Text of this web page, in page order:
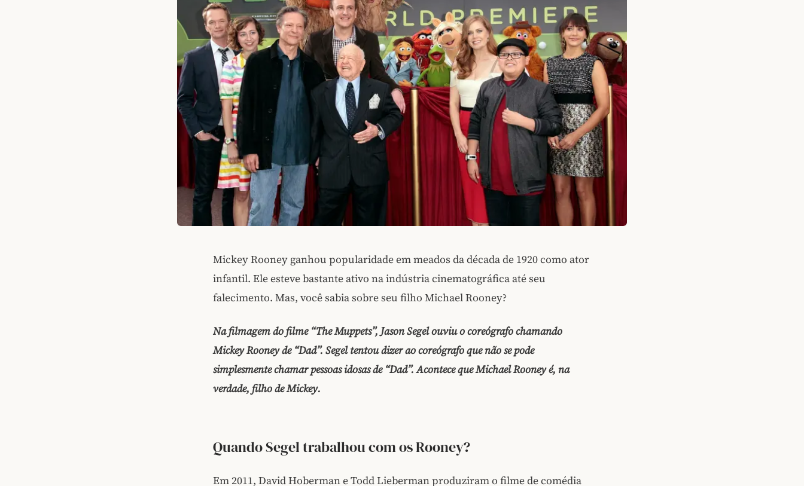
Mickey Rooney ganhou popularidade em meados da década de 1920 como ator
infantil. Ele esteve bastante ativo na indústria cinematográfica até seu
falecimento. Mas, você sabia sobre seu filho Michael Rooney?
Na filmagem do filme “The Muppets”, Jason Segel ouviu o coreógrafo chamando
Mickey Rooney de “Dad”. Segel tentou dizer ao coreógrafo que não se pode
simplesmente chamar pessoas idosas de “Dad”. Acontece que Michael Rooney é, na
verdade, filho de Mickey.
Quando Segel trabalhou com os Rooney?
Em 2011, David Hoberman e Todd Lieberman produziram o filme de comédia